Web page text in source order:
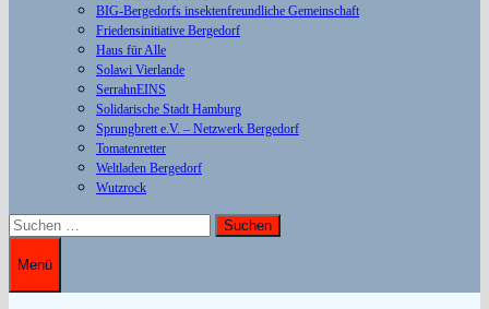
BIG-Bergedorfs insektenfreundliche Gemeinschaft
Friedensinitiative Bergedorf
Haus für Alle
Solawi Vierlande
SerrahnEINS
Solidarische Stadt Hamburg
Sprungbrett e.V. – Netzwerk Bergedorf
Tomatenretter
Weltladen Bergedorf
Wutzrock
Suchen
nach:
Menü